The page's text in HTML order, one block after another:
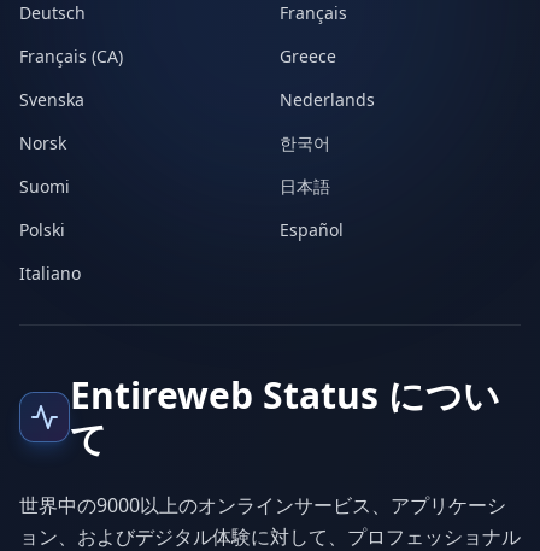
Deutsch
Français
Français (CA)
Greece
Svenska
Nederlands
Norsk
한국어
Suomi
日本語
Polski
Español
Italiano
Entireweb Status につい
て
世界中の9000以上のオンラインサービス、アプリケーシ
ョン、およびデジタル体験に対して、プロフェッショナル